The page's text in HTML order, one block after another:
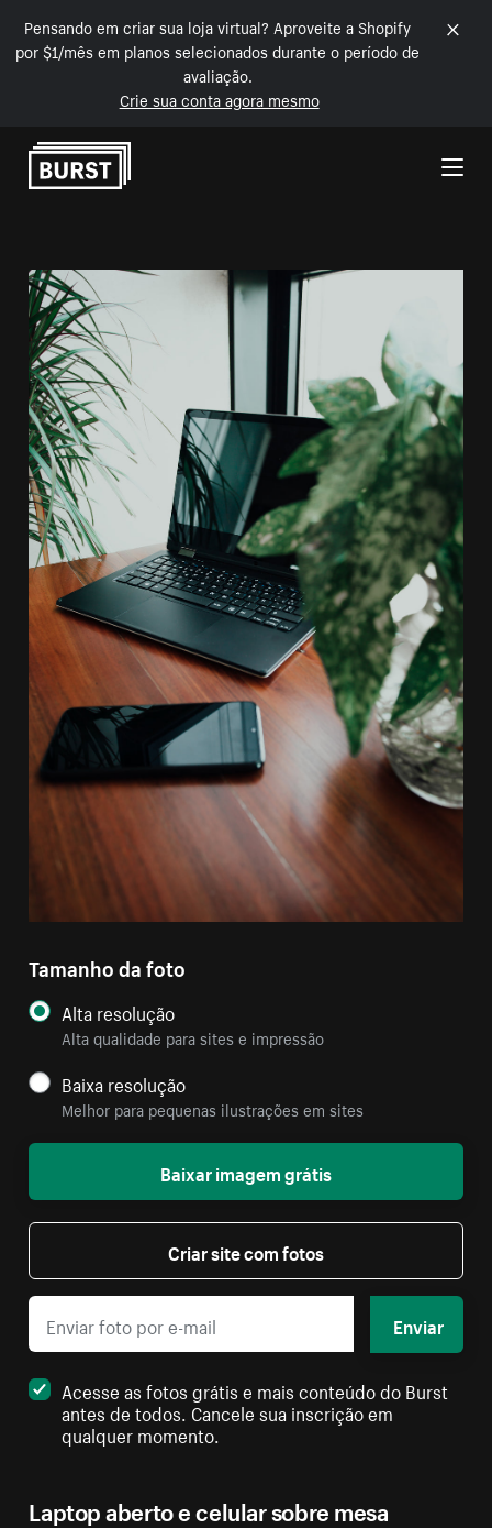
Pensando em criar sua loja virtual? Aproveite a Shopify
por $1/mês em planos selecionados durante o período de
avaliação.
Crie sua conta agora mesmo
Pular para o conteúdo
Laptop aberto e celular sobre mesa
Tamanho da foto
Alta resolução
Alta qualidade para sites e impressão
Baixa resolução
Melhor para pequenas ilustrações em sites
Baixar imagem grátis
Criar site com fotos
Enviar
Acesse as fotos grátis e mais conteúdo do Burst
antes de todos. Cancele sua inscrição em
qualquer momento.